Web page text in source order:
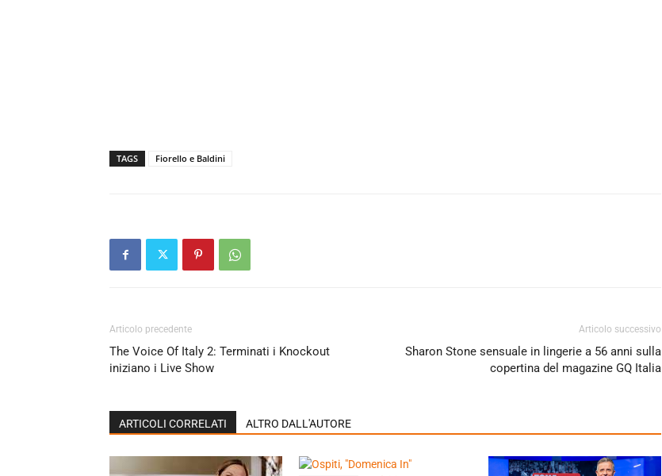
TAGS Fiorello e Baldini
Articolo precedente
The Voice Of Italy 2: Terminati i Knockout
iniziano i Live Show
Articolo successivo
Sharon Stone sensuale in lingerie a 56 anni sulla
copertina del magazine GQ Italia
ARTICOLI CORRELATI ALTRO DALL'AUTORE